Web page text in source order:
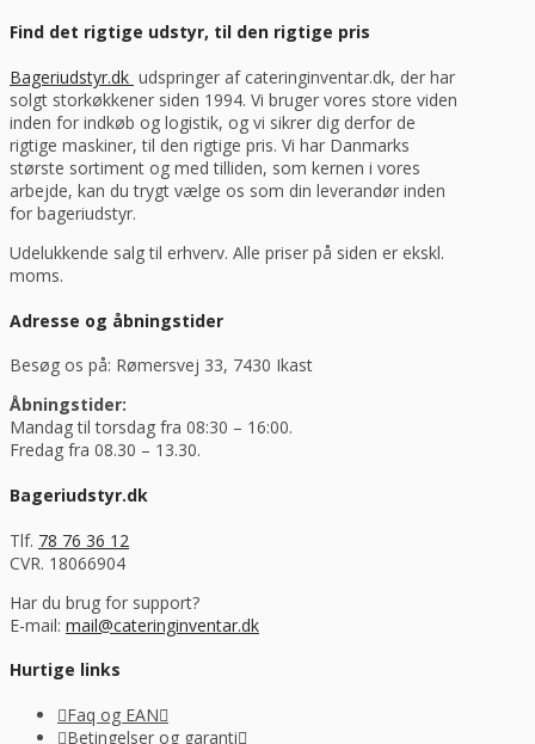
Find det rigtige udstyr, til den rigtige pris
Bageriudstyr.dk udspringer af cateringinventar.dk, der har
solgt storkøkkener siden 1994. Vi bruger vores store viden
inden for indkøb og logistik, og vi sikrer dig derfor de
rigtige maskiner, til den rigtige pris. Vi har Danmarks
største sortiment og med tilliden, som kernen i vores
arbejde, kan du trygt vælge os som din leverandør inden
for bageriudstyr.
Udelukkende salg til erhverv. Alle priser på siden er ekskl.
moms.
Adresse og åbningstider
Besøg os på: Rømersvej 33, 7430 Ikast
Åbningstider:
Mandag til torsdag fra 08:30 – 16:00.
Fredag fra 08.30 – 13.30.
Bageriudstyr.dk
Tlf. 78 76 36 12
CVR. 18066904
Har du brug for support?
E-mail: mail@cateringinventar.dk
Hurtige links
Faq og EAN
Betingelser og garanti